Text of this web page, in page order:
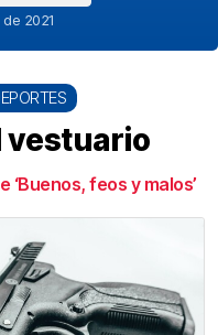
2021
vestuario
feos y malos’